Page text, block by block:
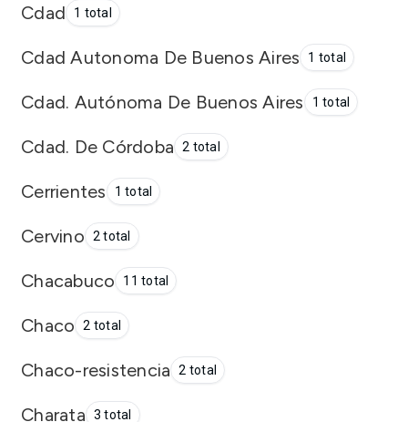
Cdad 1 total
Cdad Autonoma De Buenos Aires 1 total
Cdad. Autónoma De Buenos Aires 1 total
Cdad. De Córdoba 2 total
Cerrientes 1 total
Cervino 2 total
Chacabuco 11 total
Chaco 2 total
Chaco-resistencia 2 total
Charata 3 total